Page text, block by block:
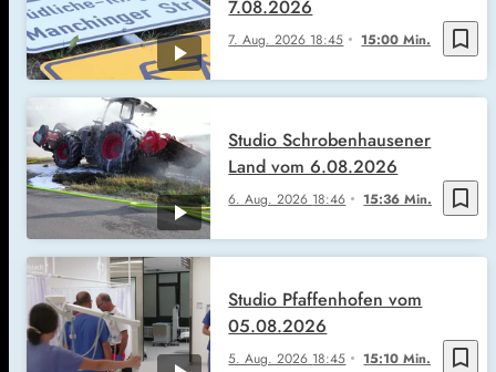
bookmark_border
7. Aug. 2026 18:45 15:00 Min.
7.08.2026
bookmark_border
6. Aug. 2026 18:46 15:36 Min.
Studio Schrobenhausener
Land vom 6.08.2026
bookmark_border
5. Aug. 2026 18:45 15:10 Min.
Studio Pfaffenhofen vom
05.08.2026